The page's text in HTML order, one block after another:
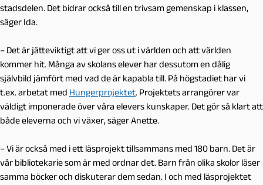
stadsdelen. Det bidrar också till en trivsam gemenskap i klassen,
säger Ida.
– Det är jätteviktigt att vi ger oss ut i världen och att världen
kommer hit. Många av skolans elever har dessutom en dålig
självbild jämfört med vad de är kapabla till. På högstadiet har vi
t.ex. arbetat med Hungerprojektet. Projektets arrangörer var
väldigt imponerade över våra elevers kunskaper. Det gör så klart att
både eleverna och vi växer, säger Anette.
– Vi är också med i ett läsprojekt tillsammans med 180 barn. Det är
vår bibliotekarie som är med ordnar det. Barn från olika skolor läser
samma böcker och diskuterar dem sedan. I och med läsprojektet